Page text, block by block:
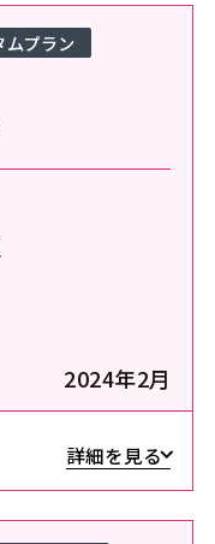
2024年2月
ムプラン
詳細を見る